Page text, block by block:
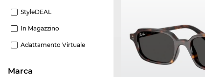
StyleDEAL
In Magazzino
Adattamento Virtuale
Marca